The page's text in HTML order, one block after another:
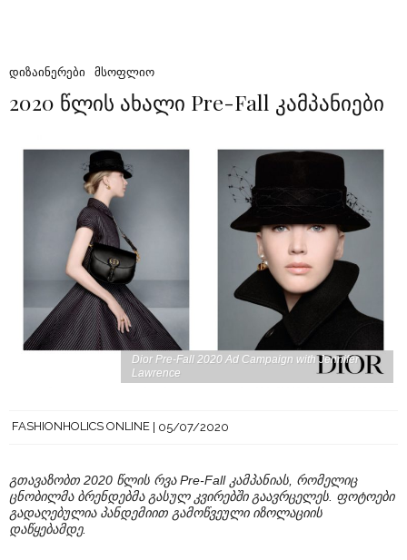
ᲓᲘᲖᲐᲘᲜᲔᲠᲔᲑᲘ ᲛᲡᲝᲤᲚᲘᲝ
2020 წლის ახალი Pre-Fall კამპანიები
Dior Pre-Fall 2020 Ad Campaign with Jennifer
Lawrence
FASHIONHOLICS ONLINE 05/07/2020
გთავაზობთ 2020 წლის რვა Pre-Fall კამპანიას, რომელიც
ცნობილმა ბრენდებმა გასულ კვირებში გაავრცელეს. ფოტოები
გადაღებულია პანდემიით გამოწვეული იზოლაციის
დაწყებამდე.